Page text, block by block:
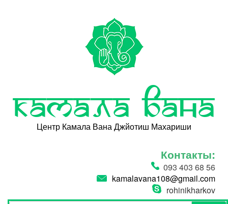
Камала Вана
Центр Камала Вана Джйотиш Махариши
Контакты:
093 403 68 56
kamalavana108@gmail.com
rohinikharkov